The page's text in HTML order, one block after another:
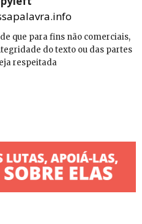
que para fins não comerciais,
do texto ou das partes
respeitada